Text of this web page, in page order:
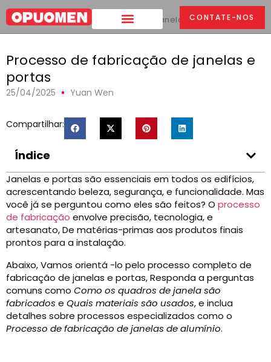
CONTATE-NOS
Lar > Processo de fabricação de janelas e portas
Processo de fabricação de janelas e
portas
25/04/2025 Yuan Wen
Compartilhar:
Índice
Janelas e portas são essenciais em todos os edifícios,
acrescentando beleza, segurança, e funcionalidade. Mas
você já se perguntou como eles são feitos? O processo
de fabricação envolve precisão, tecnologia, e
artesanato, De matérias-primas aos produtos finais
prontos para a instalação.
Abaixo, Vamos orientá -lo pelo processo completo de
fabricação de janelas e portas, Responda a perguntas
comuns como Como os quadros de janela são
fabricados e Quais materiais são usados, e inclua
detalhes sobre processos especializados como o
Processo de fabricação de janelas de alumínio.